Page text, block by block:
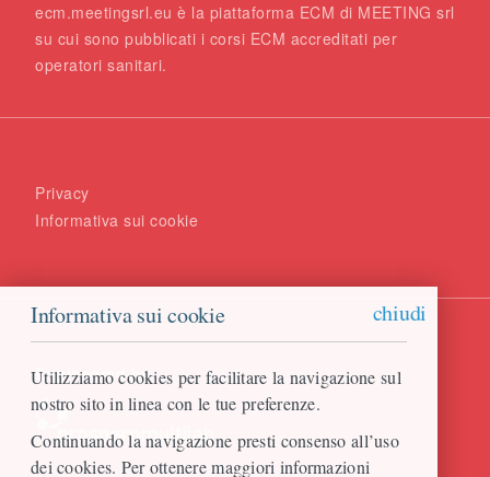
Informativa sui cookie chiudi
Utilizziamo cookies per facilitare la navigazione sul
nostro sito in linea con le tue preferenze.
Continuando la navigazione presti consenso all’uso
dei cookies. Per ottenere maggiori informazioni
ecm.meetingsrl.eu è la piattaforma ECM di MEETING srl
su cui sono pubblicati i corsi ECM accreditati per
operatori sanitari.
Privacy
Informativa sui cookie
Engineered by